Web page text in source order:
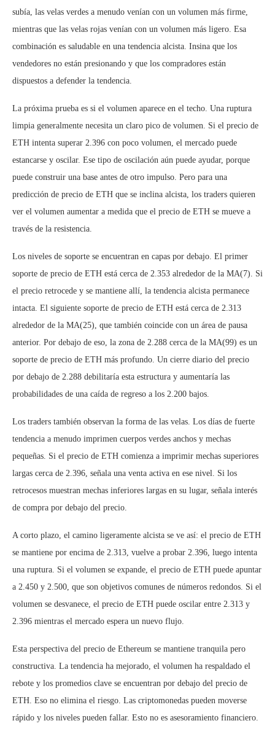
subía, las velas verdes a menudo venían con un volumen más firme,
mientras que las velas rojas venían con un volumen más ligero. Esa
combinación es saludable en una tendencia alcista. Insina que los
vendedores no están presionando y que los compradores están
dispuestos a defender la tendencia.
La próxima prueba es si el volumen aparece en el techo. Una ruptura
limpia generalmente necesita un claro pico de volumen. Si el precio de
ETH intenta superar 2.396 con poco volumen, el mercado puede
estancarse y oscilar. Ese tipo de oscilación aún puede ayudar, porque
puede construir una base antes de otro impulso. Pero para una
predicción de precio de ETH que se inclina alcista, los traders quieren
ver el volumen aumentar a medida que el precio de ETH se mueve a
través de la resistencia.
Los niveles de soporte se encuentran en capas por debajo. El primer
soporte de precio de ETH está cerca de 2.353 alrededor de la MA(7). Si
el precio retrocede y se mantiene allí, la tendencia alcista permanece
intacta. El siguiente soporte de precio de ETH está cerca de 2.313
alrededor de la MA(25), que también coincide con un área de pausa
anterior. Por debajo de eso, la zona de 2.288 cerca de la MA(99) es un
soporte de precio de ETH más profundo. Un cierre diario del precio
por debajo de 2.288 debilitaría esta estructura y aumentaría las
probabilidades de una caída de regreso a los 2.200 bajos.
Los traders también observan la forma de las velas. Los días de fuerte
tendencia a menudo imprimen cuerpos verdes anchos y mechas
pequeñas. Si el precio de ETH comienza a imprimir mechas superiores
largas cerca de 2.396, señala una venta activa en ese nivel. Si los
retrocesos muestran mechas inferiores largas en su lugar, señala interés
de compra por debajo del precio.
A corto plazo, el camino ligeramente alcista se ve así: el precio de ETH
se mantiene por encima de 2.313, vuelve a probar 2.396, luego intenta
una ruptura. Si el volumen se expande, el precio de ETH puede apuntar
a 2.450 y 2.500, que son objetivos comunes de números redondos. Si el
volumen se desvanece, el precio de ETH puede oscilar entre 2.313 y
2.396 mientras el mercado espera un nuevo flujo.
Esta perspectiva del precio de Ethereum se mantiene tranquila pero
constructiva. La tendencia ha mejorado, el volumen ha respaldado el
rebote y los promedios clave se encuentran por debajo del precio de
ETH. Eso no elimina el riesgo. Las criptomonedas pueden moverse
rápido y los niveles pueden fallar. Esto no es asesoramiento financiero.